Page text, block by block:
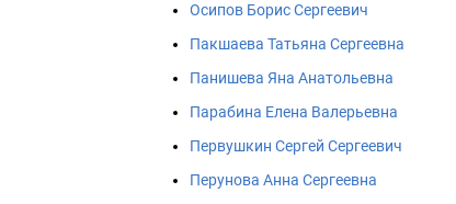
Осипов Борис Сергеевич
Пакшаева Татьяна Сергеевна
Панишева Яна Анатольевна
Парабина Елена Валерьевна
Первушкин Сергей Сергеевич
Перунова Анна Сергеевна